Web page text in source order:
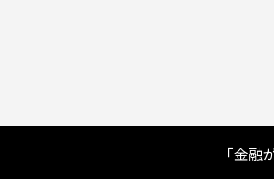
「金